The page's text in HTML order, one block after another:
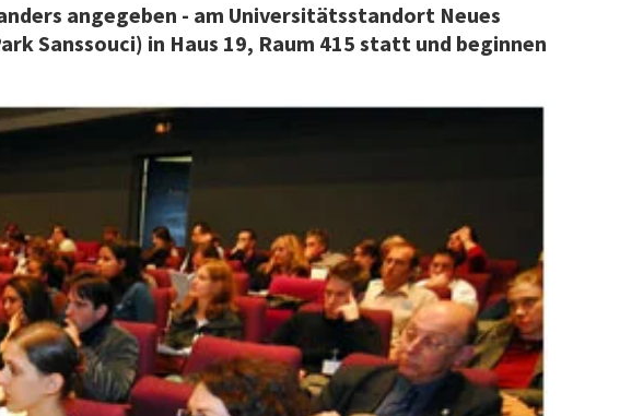
angegeben - am Universitätsstandort Neues
Sanssouci) in Haus 19, Raum 415 statt und beginnen